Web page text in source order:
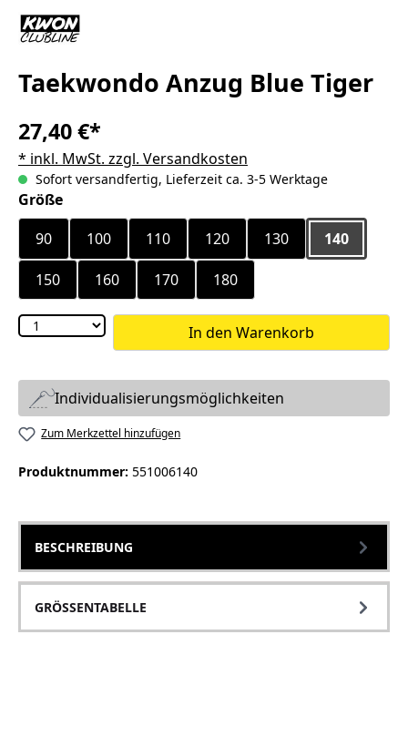
Taekwondo Anzug Blue Tiger
27,40 €*
* inkl. MwSt. zzgl. Versandkosten
Sofort versandfertig, Lieferzeit ca. 3-5 Werktage
Größeauswählen
90
100 110 120 130 140
150 160 170 180
In den Warenkorb
Individualisierungsmöglichkeiten
Zum Merkzettel hinzufügen
Produktnummer: 551006140
BESCHREIBUNG
GRÖSSENTABELLE